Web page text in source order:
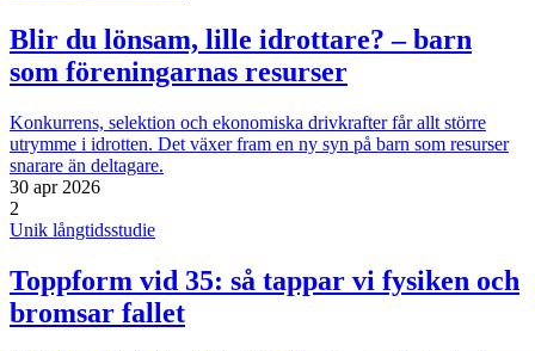
Blir du lönsam, lille idrottare? – barn
som föreningarnas resurser
Konkurrens, selektion och ekonomiska drivkrafter får allt större
utrymme i idrotten. Det växer fram en ny syn på barn som resurser
snarare än deltagare.
30 apr 2026
2
Unik långtidsstudie
Toppform vid 35: så tappar vi fysiken och
bromsar fallet